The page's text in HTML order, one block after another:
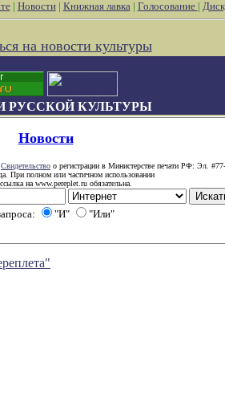
| Новости| Книжная лавка| Голосование |
на новости культуры
РУССКОЙ КУЛЬТУРЫ
Новости
Свидетельство о регистрации в Министерстве печати РФ: Эл.
При полном или частичном использовании
на www.pereplet.ru обязательна.
"И" "Или"